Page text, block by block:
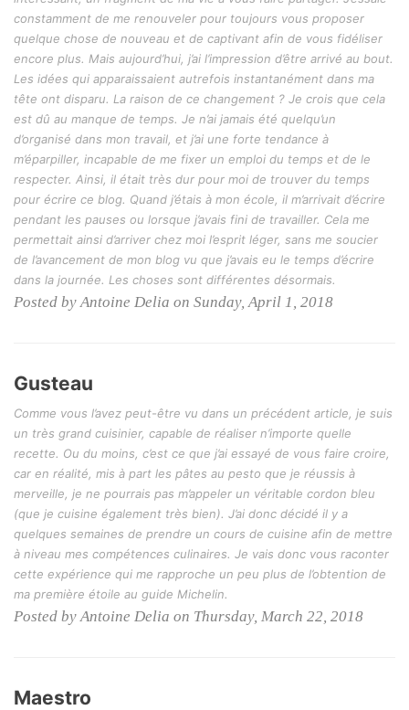
constamment de me renouveler pour toujours vous proposer
quelque chose de nouveau et de captivant afin de vous fidéliser
encore plus. Mais aujourd’hui, j’ai l’impression d’être arrivé au bout.
Les idées qui apparaissaient autrefois instantanément dans ma
tête ont disparu. La raison de ce changement ? Je crois que cela
est dû au manque de temps. Je n’ai jamais été quelqu’un
d’organisé dans mon travail, et j’ai une forte tendance à
m’éparpiller, incapable de me fixer un emploi du temps et de le
respecter. Ainsi, il était très dur pour moi de trouver du temps
pour écrire ce blog. Quand j’étais à mon école, il m’arrivait d’écrire
pendant les pauses ou lorsque j’avais fini de travailler. Cela me
permettait ainsi d’arriver chez moi l’esprit léger, sans me soucier
de l’avancement de mon blog vu que j’avais eu le temps d’écrire
dans la journée. Les choses sont différentes désormais.
Posted by Antoine Delia on Sunday, April 1, 2018
Gusteau
Comme vous l’avez peut-être vu dans un précédent article, je suis
un très grand cuisinier, capable de réaliser n’importe quelle
recette. Ou du moins, c’est ce que j’ai essayé de vous faire croire,
car en réalité, mis à part les pâtes au pesto que je réussis à
merveille, je ne pourrais pas m’appeler un véritable cordon bleu
(que je cuisine également très bien). J’ai donc décidé il y a
quelques semaines de prendre un cours de cuisine afin de mettre
à niveau mes compétences culinaires. Je vais donc vous raconter
cette expérience qui me rapproche un peu plus de l’obtention de
ma première étoile au guide Michelin.
Posted by Antoine Delia on Thursday, March 22, 2018
Maestro